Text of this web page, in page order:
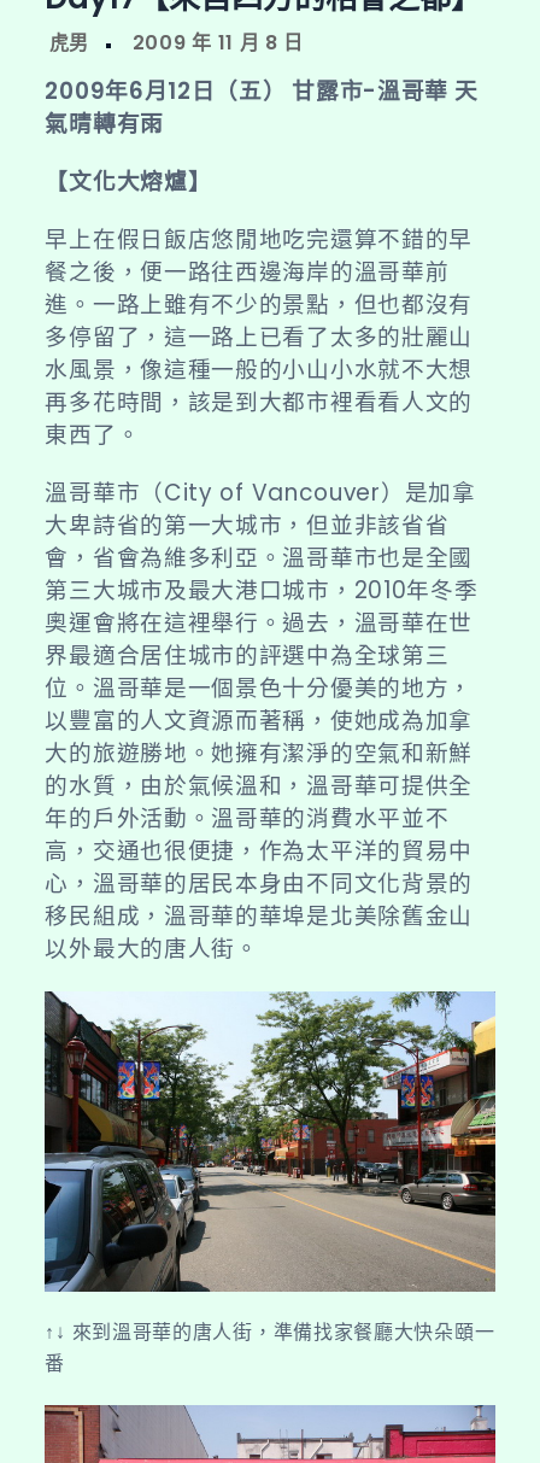
石
河
落
野
鄉
旅-
Day17【來
自
四
相
會
之
都】〉
中
2009年6月12日（五） 甘露市-溫哥華 天
氣晴轉有雨
【文化大熔爐】
早上在假日飯店悠閒地吃完還算不錯的早
餐之後，便一路往西邊海岸的溫哥華前
進。一路上雖有不少的景點，但也都沒有
多停留了，這一路上已看了太多的壯麗山
水風景，像這種一般的小山小水就不大想
再多花時間，該是到大都市裡看看人文的
東西了。
溫哥華市（City of Vancouver）是加拿
大卑詩省的第一大城市，但並非該省省
會，省會為維多利亞。 溫哥華市也是全國
第三大城市及最大港口城市，2010年冬季
奧運會將在這裡舉行。過去，溫哥華在世
界最適合居住城市的評選中為全球第三
位。溫哥華是一個景色十分優美的地方，
以豐富的人文資源而著稱，使她成為加拿
大的旅遊勝地。她擁有潔淨的空氣和新鮮
的水質，由於氣候溫和，溫哥華可提供全
年的戶外活動。溫哥華的消費水平並不
高，交通也很便捷，作為太平洋的貿易中
心，溫哥華的居民本身由不同文化背景的
移民組成，溫哥華的華埠是北美除舊金山
以外最大的唐人街。
↑↓ 來到溫哥華的唐人街，準備找家餐廳大快朵頤一
番